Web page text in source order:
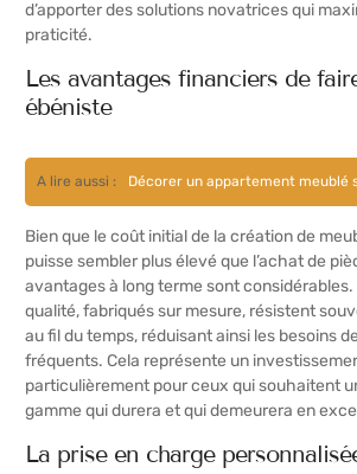
d’apporter des solutions novatrices qui
praticité.
Les avantages financiers de
ébéniste
A lire aussi : Décorer un appartement meublé
Bien que le coût initial de la création de
puisse sembler plus élevé que l’achat de
avantages à long terme sont considérables.
qualité, fabriqués sur mesure, résistent
au fil du temps, réduisant ainsi les besoins
fréquents. Cela représente un
particulièrement pour ceux qui souhaitent
gamme qui durera et qui demeurera en
La prise en charge